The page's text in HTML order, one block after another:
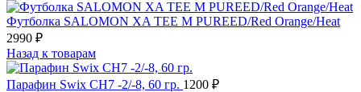
Футболка SALOMON XA TEE M PUREED/Red Orange/Heat
2990 ₽
Назад к товарам
Парафин Swix CH7 -2/-8, 60 гр. 1200 ₽